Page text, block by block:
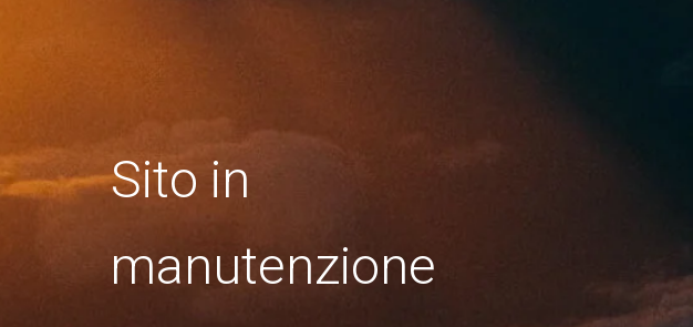
Sito in
manutenzione